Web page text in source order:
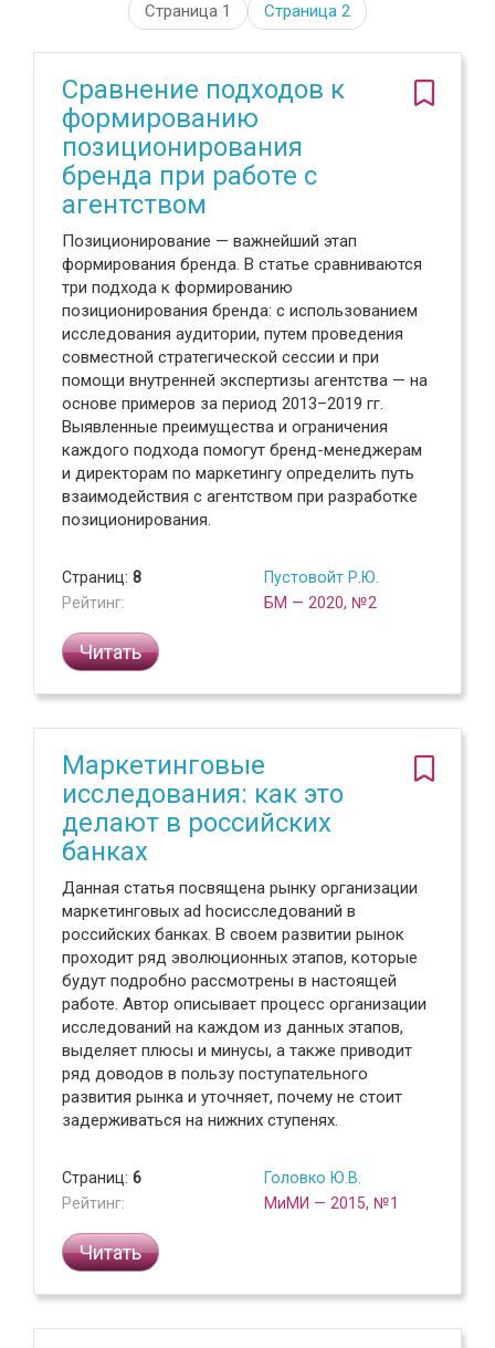
Страница 1 Страница 2
Сравнение подходов к
формированию
позиционирования
бренда при работе с
агентством
Позиционирование — важнейший этап
формирования бренда. В статье сравниваются
три подхода к формированию
позиционирования бренда: с использованием
исследования аудитории, путем проведения
совместной стратегической сессии и при
помощи внутренней экспертизы агентства — на
основе примеров за период 2013–2019 гг.
Выявленные преимущества и ограничения
каждого подхода помогут бренд-менеджерам
и директорам по маркетингу определить путь
взаимодействия с агентством при разработке
позиционирования.
Страниц: 8
Рейтинг:
Пустовойт Р.Ю.
БМ — 2020, №2
Читать
Маркетинговые
исследования: как это
делают в российских
банках
Данная статья посвящена рынку организации
маркетинговых ad hocисследований в
российских банках. В своем развитии рынок
проходит ряд эволюционных этапов, которые
будут подробно рассмотрены в настоящей
работе. Автор описывает процесс организации
исследований на каждом из данных этапов,
выделяет плюсы и минусы, а также приводит
ряд доводов в пользу поступательного
развития рынка и уточняет, почему не стоит
задерживаться на нижних ступенях.
Страниц: 6
Рейтинг:
Головко Ю.В.
МиМИ — 2015, №1
Читать